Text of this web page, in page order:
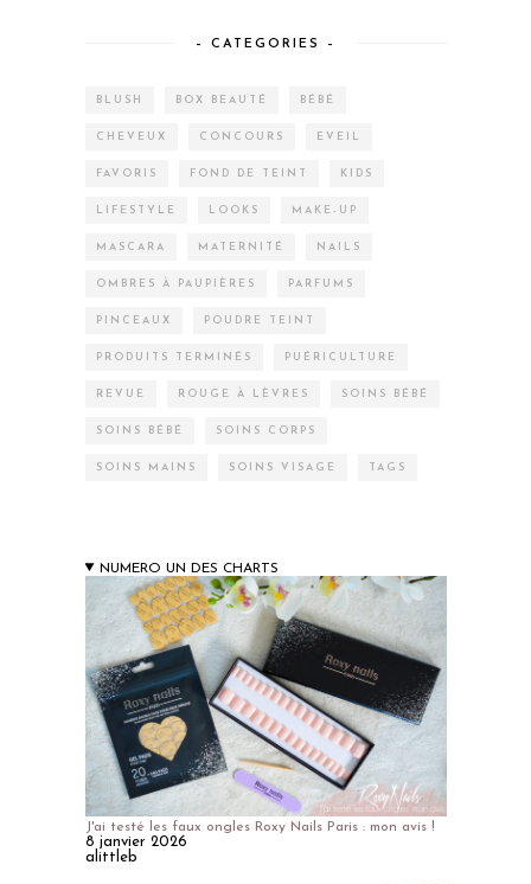
– CATEGORIES –
BLUSH BOX BEAUTÉ BÉBÉ
CHEVEUX CONCOURS EVEIL
FAVORIS FOND DE TEINT KIDS
LIFESTYLE LOOKS MAKE-UP
MASCARA MATERNITÉ NAILS
OMBRES À PAUPIÈRES PARFUMS
PINCEAUX POUDRE TEINT
PRODUITS TERMINÉS PUÉRICULTURE
REVUE ROUGE À LÈVRES SOINS BÉBÉ
SOINS BÉBÉ SOINS CORPS
SOINS MAINS SOINS VISAGE TAGS
NUMERO UN DES CHARTS
J'ai testé les faux ongles Roxy Nails Paris : mon avis !
8 janvier 2026
alittleb